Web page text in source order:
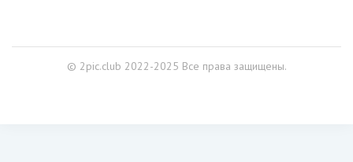
© 2pic.club 2022-2025 Все права защищены.